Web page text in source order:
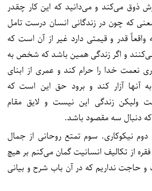
ذوق می‌کند و می‌دانید که این کار چقدر
که چون در زندگانی انسان درست تامل
واقعاً قدر و قیمتی دارد غیر از آن است که
و اگر زندگی همین باشد که شخص به
نعمت خدا را حرام کند و عمری از ابنای
به آنها آزار کند و برود حق این است که
ولیکن زندگی این نیست و لایق مقام
دنبال سه مقصود باشد.
نیکوکاری. سوم تمتع روحانی از جمال
از تکالیف انسانیت گمان می‌کنم بر هیچ
حاجت نداریم که در آن باب شرح و بیانی